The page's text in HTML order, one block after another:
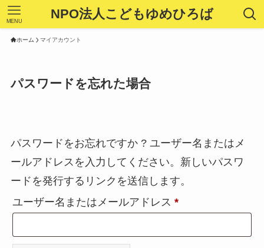
NPO法人こどもゆめひろば
MENU
ホーム マイアカウント
パスワードを忘れた場合
パスワードをお忘れですか ? ユーザー名またはメ
ールアドレスを入力してください。新しいパスワ
ードを発行するリンクを送信します。
ユーザー名またはメールアドレス *必